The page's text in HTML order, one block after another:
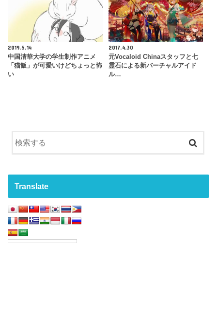
2019.5.14
中国清華大学の学生制作アニメ
「猫飯」が可愛いけどちょっと怖
い
2017.4.30
元Vocaloid Chinaスタッフと七
霊石による新バーチャルアイド
ル…
Translate